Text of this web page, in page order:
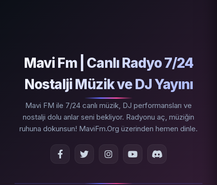
Mavi Fm | Canlı Radyo 7/24
Nostalji Müzik ve DJ Yayını
Mavi FM ile 7/24 canlı müzik, DJ performansları ve
nostalji dolu anlar seni bekliyor. Radyonu aç, müziğin
ruhuna dokunsun! MaviFm.Org üzerinden hemen dinle.